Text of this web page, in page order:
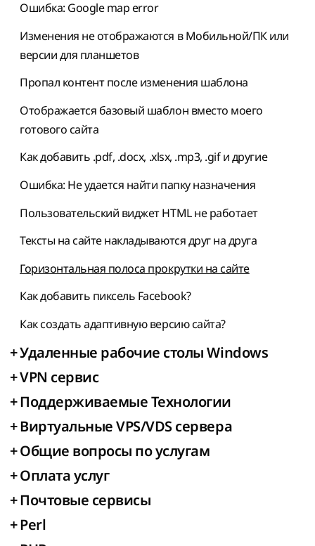
Ошибка: Google map error
Изменения не отображаются в Мобильной/ПК или
версии для планшетов
Пропал контент после изменения шаблона
Отображается базовый шаблон вместо моего
готового сайта
Как добавить .pdf, .docx, .xlsx, .mp3, .gif и другие
Ошибка: Не удается найти папку назначения
Пользовательский виджет HTML не работает
Тексты на сайте накладываются друг на друга
Горизонтальная полоса прокрутки на сайте
Как добавить пиксель Facebook?
Как создать адаптивную версию сайта?
+Удаленные рабочие столы Windows
+VPN сервис
+Поддерживаемые Технологии
+Виртуальные VPS/VDS сервера
+Общие вопросы по услугам
+Оплата услуг
+Почтовые сервисы
+Perl